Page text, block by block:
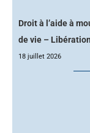
Droit à l’aide à
de vie –
18 juillet 2026